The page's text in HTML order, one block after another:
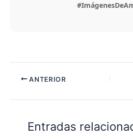
ANTERIOR
Entradas